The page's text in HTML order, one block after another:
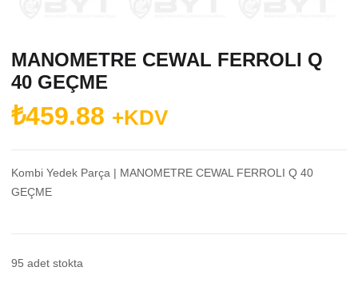
MANOMETRE CEWAL FERROLI Q
40 GEÇME
₺459.88 +KDV
Kombi Yedek Parça | MANOMETRE CEWAL FERROLI Q 40
GEÇME
95 adet stokta